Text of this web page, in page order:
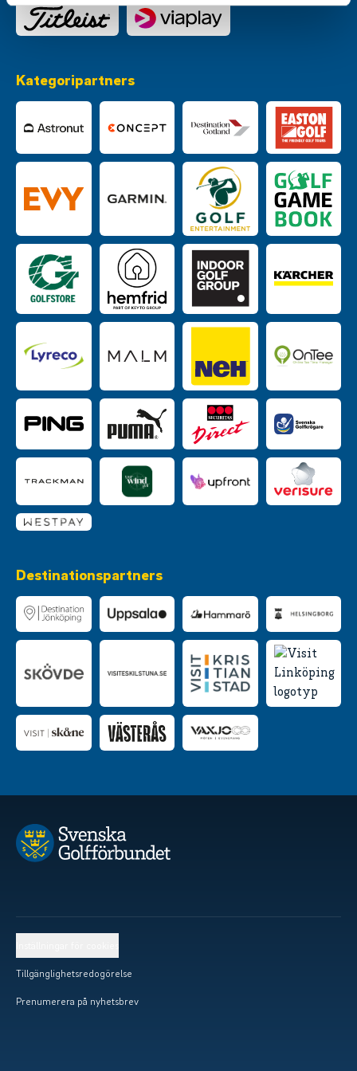
Kategoripartners
Destinationspartners
Tillgänglighetsredogörelse
Prenumerera på nyhetsbrev